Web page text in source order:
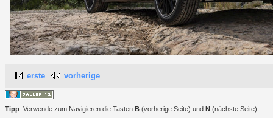
erste vorherige
Tipp: Verwende zum Navigieren die Tasten B (vorherige Seite) und N (nächste Seite).